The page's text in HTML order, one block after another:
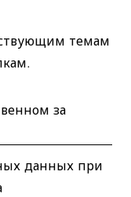
темам
за
данных при